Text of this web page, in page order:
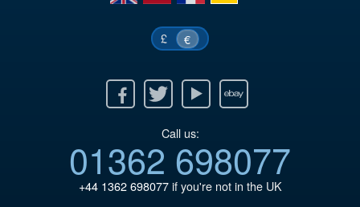
£ €
Twitter Youtube Ebay
Call us:
01362 698077
+44 1362 698077if you're not in the UK